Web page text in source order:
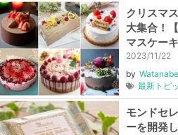
クリスマ
大集合！
マスケー
2023/11/22
by
最新トピ
モンドセ
ーを開発